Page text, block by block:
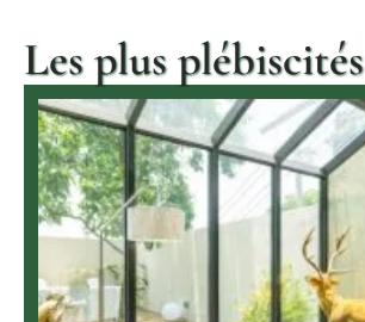
Les plus plébiscités